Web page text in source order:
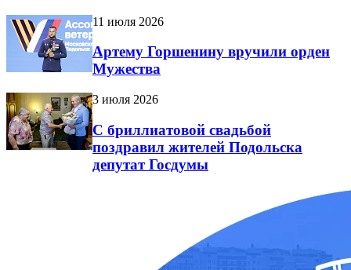
11 июля 2026
Артему Горшенину вручили орден
Мужества
3 июля 2026
С бриллиатовой свадьбой
поздравил жителей Подольска
депутат Госдумы